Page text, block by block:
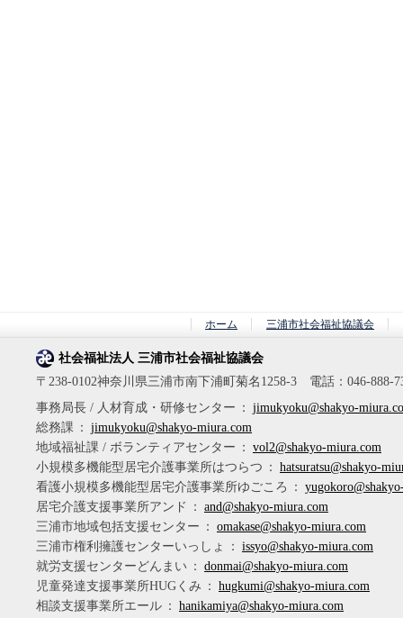
ホーム 三浦市社会福祉協議会
社会福祉法人 三浦市社会福祉協議会
〒238-0102神奈川県三浦市南下浦町菊名1258-3 電話：046-888-
事務局長 / 人材育成・研修センター ： jimukyoku@shakyo-
総務課 ： jimukyoku@shakyo-miura.com
地域福祉課 / ボランティアセンター ： vol2@shakyo-miura.com
小規模多機能型居宅介護事業所はつらつ ： hatsuratsu@shakyo-
看護小規模多機能型居宅介護事業所ゆごころ
：
居宅介護支援事業所アンド
： and@shakyo-miura.com
三浦市地域包括支援センター ： omakase@shakyo-miura.com
三浦市権利擁護センターいっしょ
： issyo@shakyo-miura.com
就労支援センターどんまい ： donmai@shakyo-miura.com
児童発達支援事業所HUGくみ ： hugkumi@shakyo-miura.com
相談支援事業所エール ： hanikamiya@shakyo-miura.com